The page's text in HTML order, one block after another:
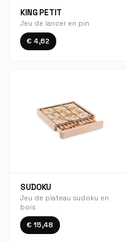
KING PETIT
Jeu de lancer en pin
€ 4,62
SUDOKU
Jeu de plateau sudoku en
bois
€ 15,48